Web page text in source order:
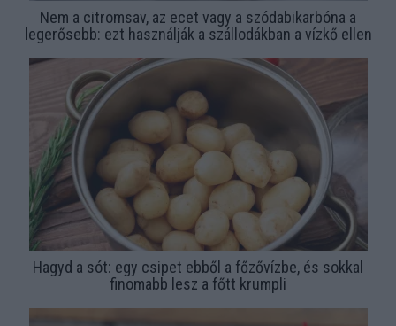
Nem a citromsav, az ecet vagy a szódabikarbóna a
legerősebb: ezt használják a szállodákban a vízkő ellen
Hagyd a sót: egy csipet ebből a főzővízbe, és sokkal
finomabb lesz a főtt krumpli